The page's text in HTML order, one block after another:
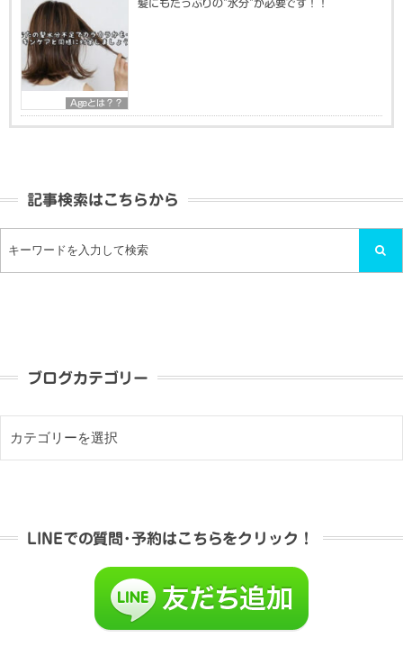
Ageとは？？
髪にもたっぷりの”水分”が必要です！！
記事検索はこちらから
ブログカテゴリー
LINEでの質問･予約はこちらをクリック！